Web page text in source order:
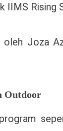
IIMS Rising
Joza
Outdoor